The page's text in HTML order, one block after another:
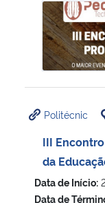
III Encontro
Politécnic
III
da
Data de Início:
Data de